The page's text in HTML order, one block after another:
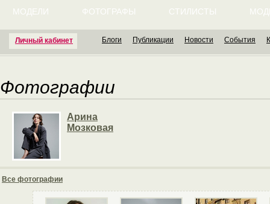
Личный кабинет
МОДЕЛИ ФОТОГРАФЫ СТИЛИСТЫ
Блоги Публикации Новости События
Фотографии
Арина
Мозковая
Все фотографии